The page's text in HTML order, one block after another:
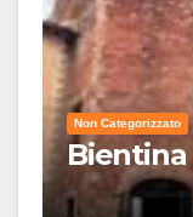
Non Categorizzato
Bientina